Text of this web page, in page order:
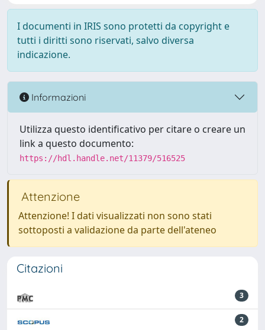
I documenti in IRIS sono protetti da copyright e
tutti i diritti sono riservati, salvo diversa
indicazione.
Informazioni
Utilizza questo identificativo per citare o creare un
link a questo documento:
https://hdl.handle.net/11379/516525
Attenzione
Attenzione! I dati visualizzati non sono stati
sottoposti a validazione da parte dell'ateneo
Citazioni
3
2